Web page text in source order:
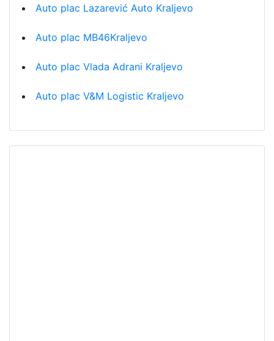
Auto plac Lazarević Auto Kraljevo
Auto plac MB46Kraljevo
Auto plac Vlada Adrani Kraljevo
Auto plac V&M Logistic Kraljevo